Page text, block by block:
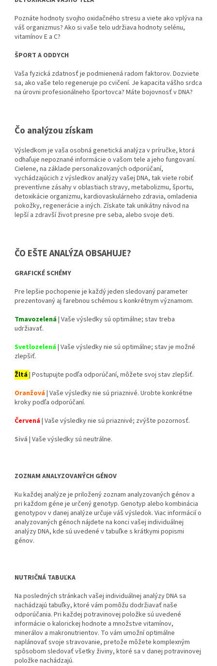
Poznáte hodnoty svojho oxidačného stresu a viete ako vplýva na
váš organizmus? Ako si vaše telo udržiava hodnoty selénu,
vitamínov E a C?
ŠPORT A ODDYCH
Vaša fyzická zdatnosť je podmienená radom faktorov. Dozviete
sa, ako vaše telo regeneruje po cvičení. Je kapacita vášho srdca
na úrovni profesionálneho športovca? Máte bojovnosť v DNA?
Čo analýzou získam
Výsledkom je vaša osobná genetická analýza v príručke, ktorá
odhaľuje nepoznané informácie o vašom tele a jeho fungovaní.
Cielene, na základe personalizovaných odporúčaní,
vychádzajúcich z výsledkov analýzy vašej DNA, tak viete robiť
preventívne zásahy v oblastiach stravy, metabolizmu, športu,
detoxikácie organizmu, kardiovaskulárneho zdravia, omladenia
pokožky, regenerácie a iných. Získate tak unikátny návod na
lepší a zdravší život presne pre seba, alebo svoje deti.
ČO EŠTE ANALÝZA OBSAHUJE?
GRAFICKÉ SCHÉMY
Pre lepšie pochopenie je každý jeden sledovaný parameter
prezentovaný aj farebnou schémou s konkrétnym významom.
Tmavozelená| Vaše výsledky sú optimálne; stav treba
udržiavať.
Svetlozelená| Vaše výsledky nie sú optimálne; stav je možné
zlepšiť.
Žltá| Postupujte podľa odporúčaní, môžete svoj stav zlepšiť.
Oranžová| Vaše výsledky nie sú priaznivé. Urobte konkrétne
kroky podľa odporúčaní.
Červená| Vaše výsledky nie sú priaznivé; zvýšte pozornosť.
Sivá | Vaše výsledky sú neutrálne.
ZOZNAM ANALYZOVANÝCH GÉNOV
Ku každej analýze je priložený zoznam analyzovaných génov a
pri každom géne je určený genotyp. Genotyp alebo kombinácia
genotypov v danej analýze určuje váš výsledok. Viac informácií o
analyzovaných génoch nájdete na konci vašej individuálnej
analýzy DNA, kde sú uvedené v tabuľke s krátkymi popismi
génov.
NUTRIČNÁ TABUĽKA
Na posledných stránkach vašej individuálnej analýzy DNA sa
nachádzajú tabuľky, ktoré vám pomôžu dodržiavať naše
odporúčania. Pri každej potravinovej položke sú uvedené
informácie o kalorickej hodnote a množstve vitamínov,
minerálov a makronutrientov. To vám umožní optimálne
naplánovať svoje stravovanie, pretože môžete komplexným
spôsobom sledovať všetky živiny, ktoré sa v danej potravinovej
položke nachádzajú.